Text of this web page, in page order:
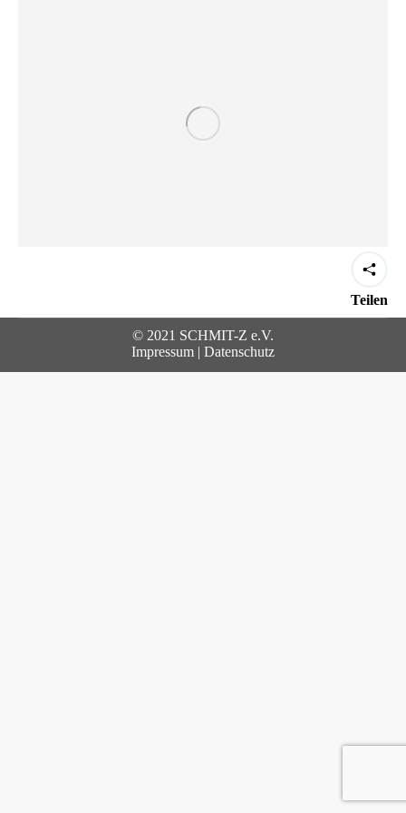
Teilen
© 2021 SCHMIT-Z e.V.
Impressum | Datenschutz